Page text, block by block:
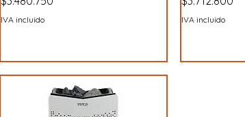
IVA incluido IVA incluido